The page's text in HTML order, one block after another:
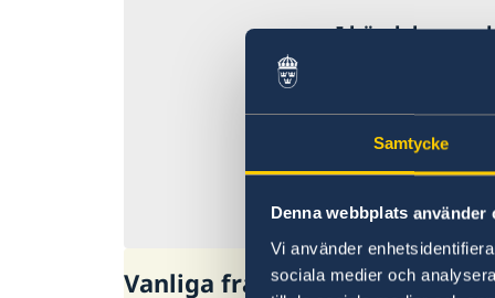
Samtycke
Denna webbplats använder
Vi använder
sociala medier och
I händelse av
E-post till
Ambassadens
Senast uppdaterad
Vanliga frågor